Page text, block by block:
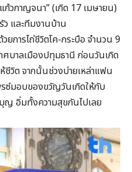
วกาญจนา” (เกิด 17 เมษายน)
และทีมงานบ้าน
การไถ่ชีวิตโค-กระบือ จำนวน 9
ศบาลเมืองปทุมธานี ก่อนวันเกิด
วิต จากนั้นช่วงบ่ายเหล่าแฟน
รซ์มอบของขวัญวันเกิดให้กับ
ญ อิ่มทั้งความสุขกันไปเลย